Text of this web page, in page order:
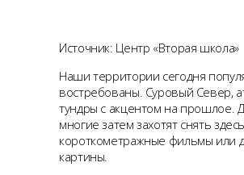
Источник: Центр «Вторая школа»
Наши территории сегодня
востребованы. Суровый Север,
тундры с акцентом на прошлое.
многие затем захотят снять здесь
короткометражные фильмы или
картины.